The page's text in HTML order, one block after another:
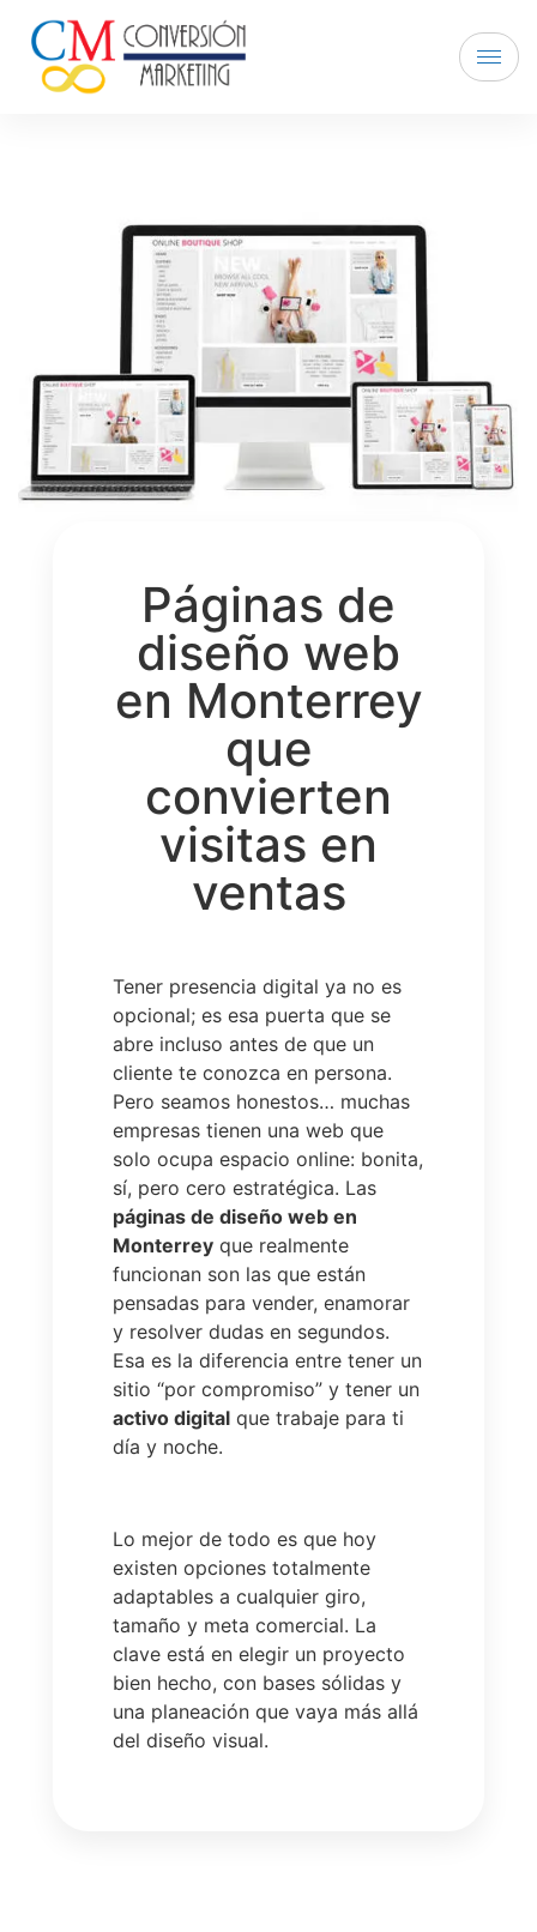
Páginas de
diseño web
en Monterrey
que
convierten
visitas en
ventas
Tener presencia digital ya no es
opcional; es esa puerta que se
abre incluso antes de que un
cliente te conozca en persona.
Pero seamos honestos… muchas
empresas tienen una web que
solo ocupa espacio online: bonita,
sí, pero cero estratégica. Las
páginas de diseño web en
Monterrey que realmente
funcionan son las que están
pensadas para vender, enamorar
y resolver dudas en segundos.
Esa es la diferencia entre tener un
sitio “por compromiso” y tener un
activo digital que trabaje para ti
día y noche.
Lo mejor de todo es que hoy
existen opciones totalmente
adaptables a cualquier giro,
tamaño y meta comercial. La
clave está en elegir un proyecto
bien hecho, con bases sólidas y
una planeación que vaya más allá
del diseño visual.